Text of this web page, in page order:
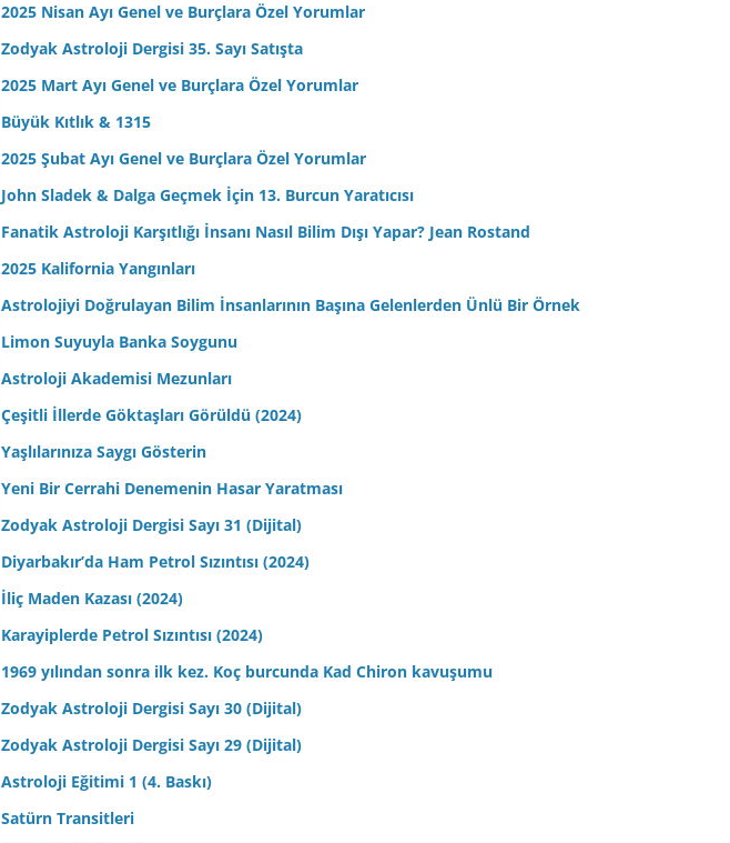
2025 Nisan Ayı Genel ve Burçlara Özel Yorumlar
Zodyak Astroloji Dergisi 35. Sayı Satışta
2025 Mart Ayı Genel ve Burçlara Özel Yorumlar
Büyük Kıtlık & 1315
2025 Şubat Ayı Genel ve Burçlara Özel Yorumlar
John Sladek & Dalga Geçmek İçin 13. Burcun Yaratıcısı
Fanatik Astroloji Karşıtlığı İnsanı Nasıl Bilim Dışı Yapar? Jean Rostand
2025 Kalifornia Yangınları
Astrolojiyi Doğrulayan Bilim İnsanlarının Başına Gelenlerden Ünlü Bir Örnek
Limon Suyuyla Banka Soygunu
Astroloji Akademisi Mezunları
Çeşitli İllerde Göktaşları Görüldü (2024)
Yaşlılarınıza Saygı Gösterin
Yeni Bir Cerrahi Denemenin Hasar Yaratması
Zodyak Astroloji Dergisi Sayı 31 (Dijital)
Diyarbakır’da Ham Petrol Sızıntısı (2024)
İliç Maden Kazası (2024)
Karayiplerde Petrol Sızıntısı (2024)
1969 yılından sonra ilk kez. Koç burcunda Kad Chiron kavuşumu
Zodyak Astroloji Dergisi Sayı 30 (Dijital)
Zodyak Astroloji Dergisi Sayı 29 (Dijital)
Astroloji Eğitimi 1 (4. Baskı)
Satürn Transitleri